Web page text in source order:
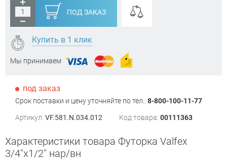
ПОД ЗАКАЗ
Купить в 1 клик
Мы принимаем
под заказ
Срок поставки и цену уточняйте по тел.: 8-800-100-11-77
Артикул: VF.581.N.034.012 Код товара: 00111363
Характеристики товара Футорка Valfex
3/4"х1/2" нар/вн